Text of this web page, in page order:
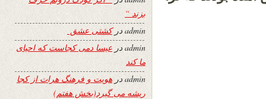
بزند “
adminدرکشتی عشق
adminدر عیسا دمی کجاست که احیای
ما کند
adminدر هویت و فرهنگ هرات از کجا
ریشه می گیرد(بخش هفتم)